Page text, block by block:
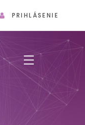
PRIHLÁSENIE